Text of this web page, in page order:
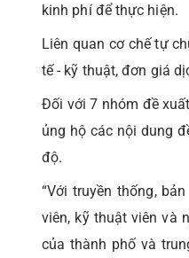
kinh phí để thực hiện.
Liên quan cơ chế tự
tế - kỹ thuật, đơn giá
Đối với 7 nhóm đề
ủng hộ các nội dung
độ.
“Với truyền thống,
viên, kỹ thuật viên và
của thành phố và